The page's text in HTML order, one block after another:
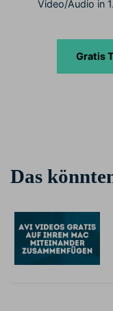
Video/Audio in
Gratis
Das